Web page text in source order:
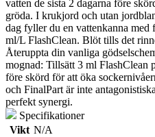
vatten de sista 2 dagarna före
gröda. I krukjord och utan
dag fyller du en vattenkanna
ml/L FlashClean. Blöt tills det
Återuppta din vanliga
mognad: Tillsätt 3 ml FlashClean
före skörd för att öka
och FinalPart är inte
perfekt synergi.
Specifikationer
Vikt N/A